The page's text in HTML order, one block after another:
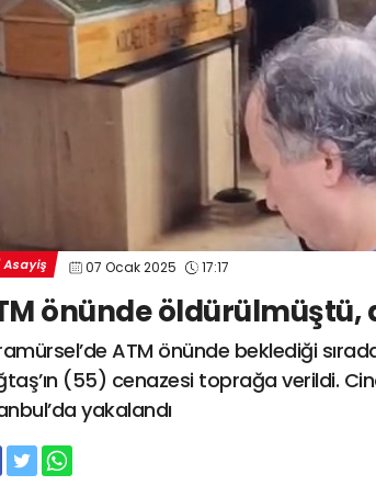
Asayiş 07 Ocak 2025 17:17
önünde öldürülmüştü,
ATM önünde beklediği
(55) cenazesi toprağa verildi.
yakalandı